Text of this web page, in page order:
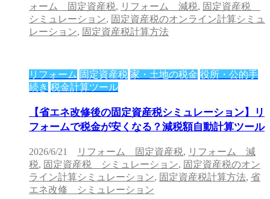
ォーム 固定資産税, リフォーム 減税, 固定資産税
シミュレーション, 固定資産税のオンライン計算シミュ
レーション, 固定資産税計算方法
リフォーム 固定資産税 家・土地の税金 役所・公的手
続き 税金計算ツール
【省エネ改修後の固定資産税シミュレーション】リ
フォームで税金が安くなる？減税額自動計算ツール
2026/6/21 リフォーム 固定資産税, リフォーム 減
税, 固定資産税 シミュレーション, 固定資産税のオン
ライン計算シミュレーション, 固定資産税計算方法, 省
エネ改修 シミュレーション